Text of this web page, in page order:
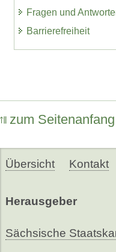
Fragen und
Barrierefreiheit
zum Seitenanfang
Übersicht Kontakt
Herausgeber
Sächsische